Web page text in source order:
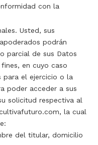
con la
Usted, sus
podrán
parcial de sus Datos
en cuyo caso
para el ejercicio o la
poder acceder a sus
solicitud respectiva al
la cual
del titular, domicilio